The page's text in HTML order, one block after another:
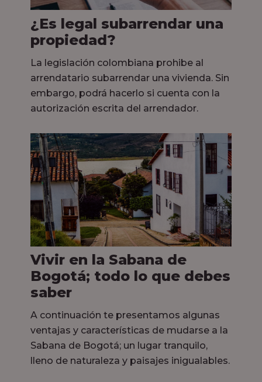
¿Es legal subarrendar una
propiedad?
La legislación colombiana prohibe al
arrendatario subarrendar una vivienda. Sin
embargo, podrá hacerlo si cuenta con la
autorización escrita del arrendador.
Vivir en la Sabana de
Bogotá; todo lo que debes
saber
A continuación te presentamos algunas
ventajas y características de mudarse a la
Sabana de Bogotá; un lugar tranquilo,
lleno de naturaleza y paisajes inigualables.